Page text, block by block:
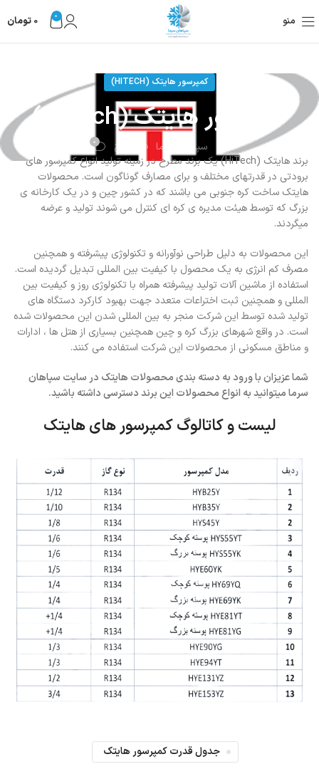
منو 0
0 تومان
کمپرسور هایتک (HITECH)
کمپرسور هایتک (HiTech)
سپاهان سرما در تاریخ 0
برند هایتک (HiTech) یک برند مطرح در زمینه تولید انواع کمپرسور های
برودتی در قدرتهای مختلف و برای مصارف گوناگون است. محصولات
هایتک ساخت کره جنوبی می باشند که در کشور چین و در یک کارخانه ی
بزرگ که توسط هیئت مدیره ی کره ای کنترل می شوند تولید و عرضه
میگردند.
این محصولات به دلیل طراحی نوآورانه و تکنولوژی پیشرفته و همچنین
مصرف کم انرژی به یک محصول با کیفیت بین المللی تبدیل گردیده است.
استفاده از ماشین آلات تولید پیشرفته همراه با تکنولوژی روز و کیفیت بین
المللی و همچنین ثبت اختراعات متعدد جهت بهبود کارکرد دستگاه های
تولید شده توسط این شرکت منجر به بین المللی شدن این محصولات شده
است. در واقع شهرهای بزرگ کره و چین همچنین بسیاری از هتل ها ، ادارات
و مناطق مسکونی از محصولات این شرکت استفاده می کنند.
شما عزیزان با ورود به دسته بندی محصولات هایتک در سایت سپاهان
سرما میتوانید به انواع محصولات این برند دسترسی داشته باشید.
لیست و کاتالوگ کمپرسور های هایتک
جدول قدرت کمپرسور هایتک